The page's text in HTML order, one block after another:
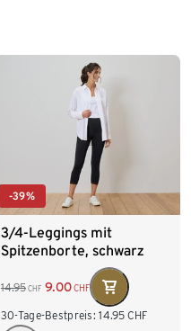
-39%
3/4-Leggings mit
Spitzenborte, schwarz
14.95 CHF 9.00CHF
30-Tage-Bestpreis: 14.95 CHF